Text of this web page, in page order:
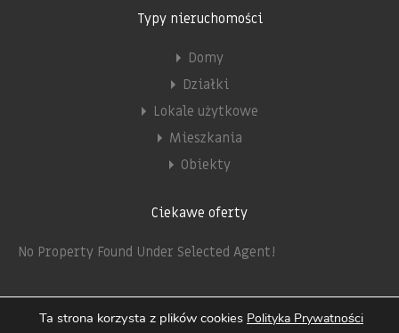
Typy nieruchomości
Domy
Działki
Lokale użytkowe
Mieszkania
Obiekty
Ciekawe oferty
No Property Found Under Selected Agent!
© 2026. All rights reserved.
Ta strona korzysta z plików cookies Polityka Prywatności